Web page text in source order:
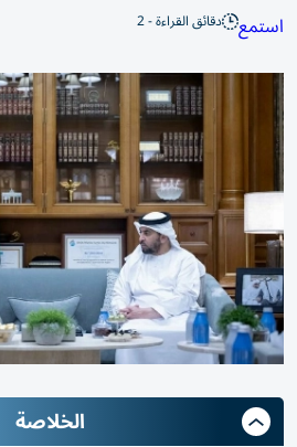
استمع دقائق القراءة - 2
الخلاصة